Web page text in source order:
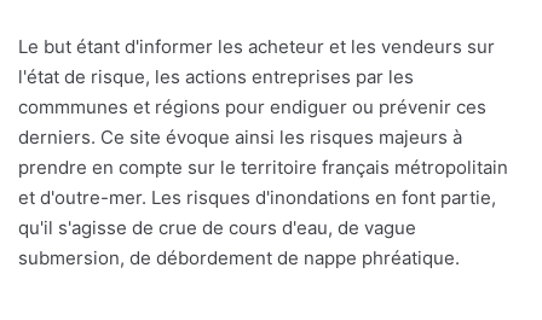
Le but étant d'informer les acheteur et les vendeurs sur
l'état de risque, les actions entreprises par les
commmunes et régions pour endiguer ou prévenir ces
derniers. Ce site évoque ainsi les risques majeurs à
prendre en compte sur le territoire français métropolitain
et d'outre-mer. Les risques d'inondations en font partie,
qu'il s'agisse de crue de cours d'eau, de vague
submersion, de débordement de nappe phréatique.